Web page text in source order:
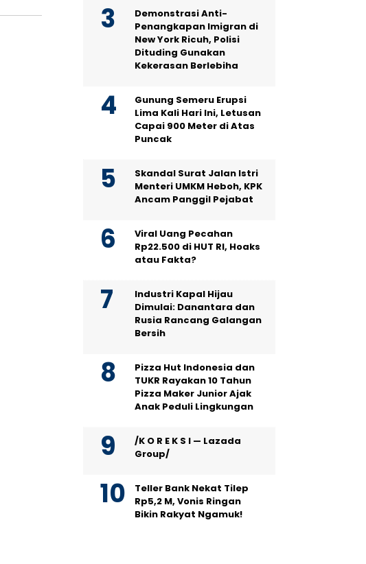
Demonstrasi Anti-
Penangkapan Imigran di
New York Ricuh, Polisi
Dituding Gunakan
Kekerasan Berlebiha
Gunung Semeru Erupsi
Lima Kali Hari Ini, Letusan
Capai 900 Meter di Atas
Puncak
Skandal Surat Jalan Istri
Menteri UMKM Heboh, KPK
Ancam Panggil Pejabat
Viral Uang Pecahan
Rp22.500 di HUT RI, Hoaks
atau Fakta?
Industri Kapal Hijau
Dimulai: Danantara dan
Rusia Rancang Galangan
Bersih
Pizza Hut Indonesia dan
TUKR Rayakan 10 Tahun
Pizza Maker Junior Ajak
Anak Peduli Lingkungan
/K O R E K S I — Lazada
Group/
Teller Bank Nekat Tilep
Rp5,2 M, Vonis Ringan
Bikin Rakyat Ngamuk!